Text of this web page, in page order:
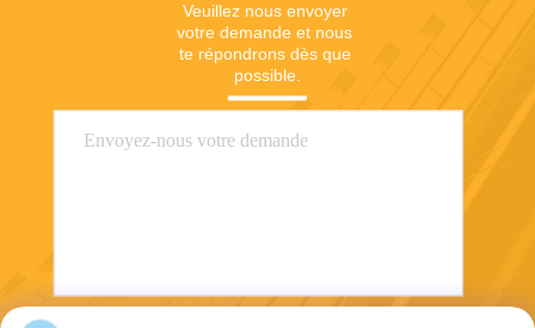
Veuillez nous envoyer
votre demande et nous
te répondrons dès que
possible.